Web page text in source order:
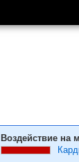
Воздействие